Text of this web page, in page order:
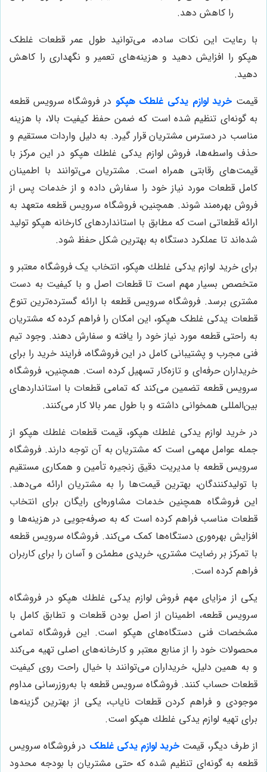
را کاهش دهد.
با رعایت این نکات ساده، می‌توانید طول عمر قطعات غلطک
هپکو را افزایش دهید و هزینه‌های تعمیر و نگهداری را کاهش
دهید.
قیمت خرید لوازم یدکی غلطک هپکو در فروشگاه سرویس قطعه
به گونه‌ای تنظیم شده است که ضمن حفظ کیفیت بالا، با هزینه
مناسب در دسترس مشتریان قرار گیرد. به دلیل واردات مستقیم و
حذف واسطه‌ها، فروش لوازم يدكى غلطك هپكو در این مرکز با
قیمت‌های رقابتی همراه است. مشتریان می‌توانند با اطمینان
کامل قطعات مورد نیاز خود را سفارش داده و از خدمات پس از
فروش بهره‌مند شوند. همچنین، فروشگاه سرویس قطعه متعهد به
ارائه قطعاتی است که مطابق با استانداردهای کارخانه هپكو تولید
شده‌اند تا عملکرد دستگاه به بهترین شکل حفظ شود.
برای خرید لوازم يدكى غلطك هپكو، انتخاب یک فروشگاه معتبر و
متخصص بسیار مهم است تا قطعات اصل و با کیفیت به دست
مشتری برسد. فروشگاه سرویس قطعه با ارائه گسترده‌ترین تنوع
قطعات یدکی غلطک هپکو، این امکان را فراهم کرده که مشتریان
به راحتی قطعه مورد نیاز خود را یافته و سفارش دهند. وجود تیم
فنی مجرب و پشتیبانی کامل در این فروشگاه، فرایند خرید را برای
خریداران حرفه‌ای و تازه‌کار تسهیل کرده است. همچنین، فروشگاه
سرویس قطعه تضمین می‌کند که تمامی قطعات با استانداردهای
بین‌المللی همخوانی داشته و با طول عمر بالا کار می‌کنند.
در خرید لوازم يدكى غلطك هپكو، قیمت قطعات غلطك هپكو از
جمله عوامل مهمی است که مشتریان به آن توجه دارند. فروشگاه
سرویس قطعه با مدیریت دقیق زنجیره تأمین و همکاری مستقیم
با تولیدکنندگان، بهترین قیمت‌ها را به مشتریان ارائه می‌دهد.
این فروشگاه همچنین خدمات مشاوره‌ای رایگان برای انتخاب
قطعات مناسب فراهم کرده است که به صرفه‌جویی در هزینه‌ها و
افزایش بهره‌وری دستگاه‌ها کمک می‌کند. فروشگاه سرویس قطعه
با تمرکز بر رضایت مشتری، خریدی مطمئن و آسان را برای کاربران
فراهم کرده است.
یکی از مزایای مهم فروش لوازم يدكى غلطك هپكو در فروشگاه
سرویس قطعه، اطمینان از اصل بودن قطعات و تطابق کامل با
مشخصات فنی دستگاه‌های هپكو است. این فروشگاه تمامی
محصولات خود را از منابع معتبر و کارخانه‌های اصلی تهیه می‌کند
و به همین دلیل، خریداران می‌توانند با خیال راحت روی کیفیت
قطعات حساب کنند. فروشگاه سرویس قطعه با به‌روزرسانی مداوم
موجودی و فراهم کردن قطعات نایاب، یکی از بهترین گزینه‌ها
برای تهیه لوازم يدكى غلطك هپكو است.
از طرف دیگر، قیمت خرید لوازم یدکی غلطک در فروشگاه سرویس
قطعه به گونه‌ای تنظیم شده که حتی مشتریان با بودجه محدود